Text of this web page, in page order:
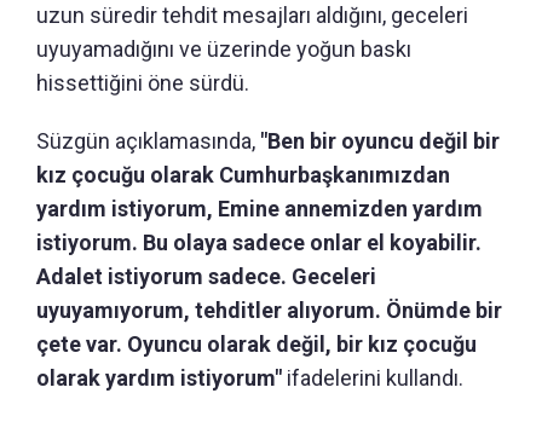
uzun süredir tehdit mesajları aldığını, geceleri
uyuyamadığını ve üzerinde yoğun baskı
hissettiğini öne sürdü.
Süzgün açıklamasında, "Ben bir oyuncu değil bir
kız çocuğu olarak Cumhurbaşkanımızdan
yardım istiyorum, Emine annemizden yardım
istiyorum. Bu olaya sadece onlar el koyabilir.
Adalet istiyorum sadece. Geceleri
uyuyamıyorum, tehditler alıyorum. Önümde bir
çete var. Oyuncu olarak değil, bir kız çocuğu
olarak yardım istiyorum" ifadelerini kullandı.